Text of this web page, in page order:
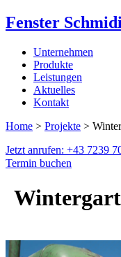
Fenster
Unternehmen
Produkte
Leistungen
Aktuelles
Kontakt
Home > Projekte >
Jetzt anrufen: +43 7239
Termin buchen